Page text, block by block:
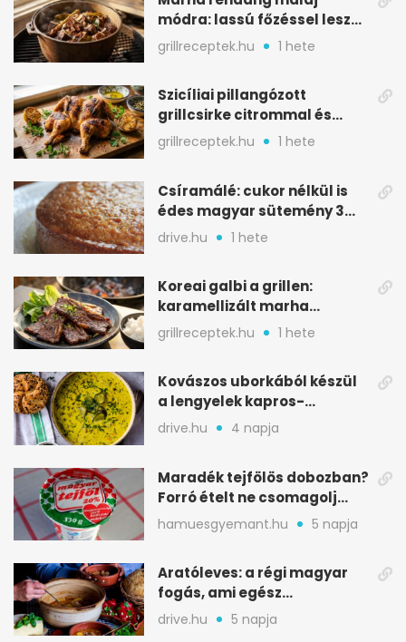
módra: lassú főzéssel lesz
igazán szaftos
grillreceptek.hu 1 hete
Szicíliai pillangózott
grillcsirke citrommal és
oregánóval
grillreceptek.hu 1 hete
Csíramálé: cukor nélkül is
édes magyar sütemény 3
alapanyagból
drive.hu 1 hete
Koreai galbi a grillen:
karamellizált marha
rövidborda gyorsan
grillreceptek.hu 1 hete
Kovászos uborkából készül
a lengyelek kapros-
savanykás levese
drive.hu 4 napja
Maradék tejfölös dobozban?
Forró ételt ne csomagolj
ilyen tégelybe
hamuesgyemant.hu 5 napja
Aratóleves: a régi magyar
fogás, ami egész
csapatokat jóllakatott
drive.hu 5 napja